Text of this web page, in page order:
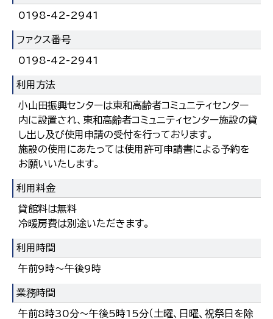
0198-42-2941
ファクス番号
0198-42-2941
利用方法
小山田振興センターは東和高齢者コミュニティセンター
内に設置され、東和高齢者コミュニティセンター施設の貸
し出し及び使用申請の受付を行っております。
施設の使用にあたっては使用許可申請書による予約を
お願いいたします。
利用料金
貸館料は無料
冷暖房費は別途いただきます。
利用時間
午前9時～午後9時
業務時間
午前8時30分～午後5時15分（土曜、日曜、祝祭日を除